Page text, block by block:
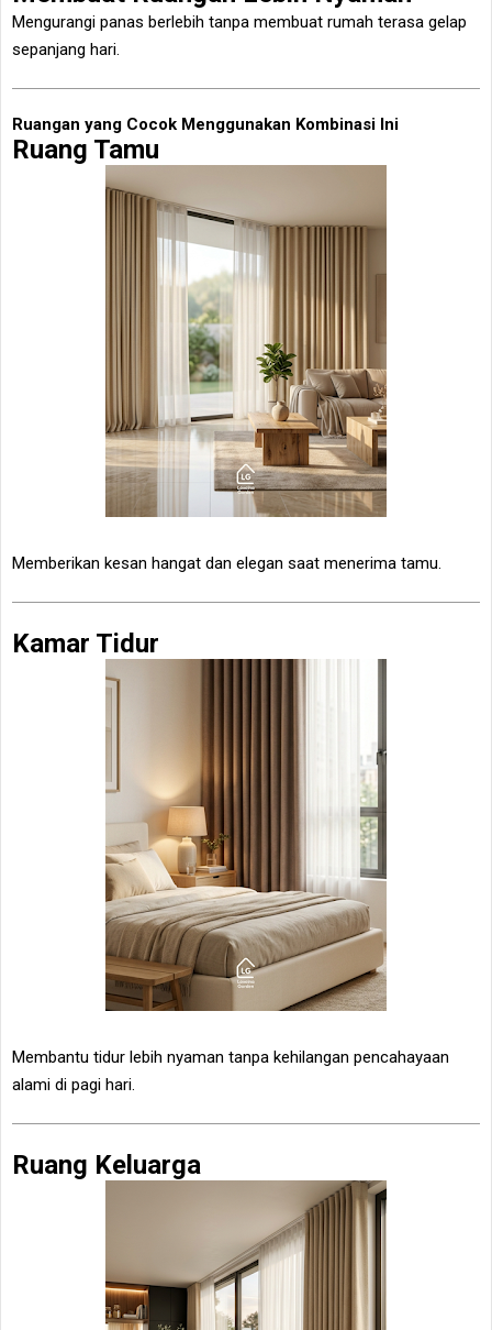
Mengurangi panas berlebih tanpa membuat rumah terasa gelap
sepanjang hari.
Ruangan yang Cocok Menggunakan Kombinasi Ini
Ruang Tamu
Memberikan kesan hangat dan elegan saat menerima tamu.
Kamar Tidur
Membantu tidur lebih nyaman tanpa kehilangan pencahayaan
alami di pagi hari.
Ruang Keluarga